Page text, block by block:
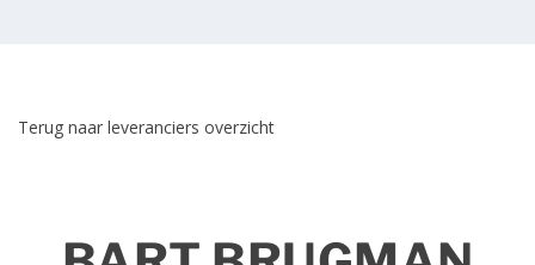
Terug naar leveranciers overzicht